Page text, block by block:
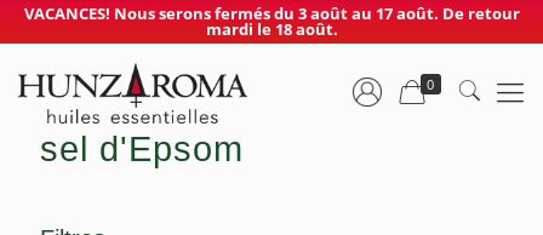
VACANCES! Nous serons fermés du 3 août au 17 août. De retour
mardi le 18 août.
0
sel d'Epsom